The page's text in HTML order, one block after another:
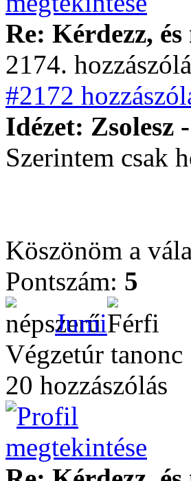
Re: Kérdezz,
2174.
#2172
Idézet: Zsolesz
Szerintem csak
Köszönöm a
Pontszám: 5
Jumi
Végzetúr tanonc
20 hozzászólás